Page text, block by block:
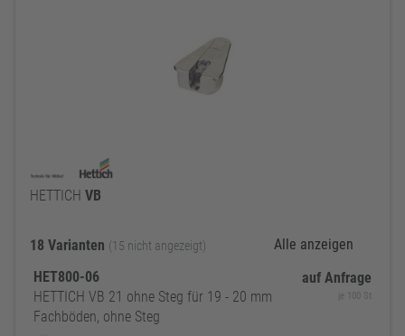
HETTICH VB
18 Varianten (15 nicht angezeigt)
Alle anzeigen
HET800-06
HETTICH VB 21 ohne Steg für 19 - 20 mm
Fachböden, ohne Steg
auf Anfrage
je 100 St